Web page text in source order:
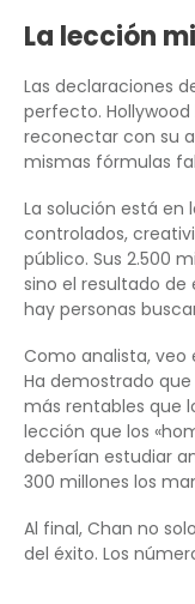
La lección
Las declaraciones
perfecto.
reconectar con su
mismas fórmulas
La solución está en
controlados,
público. Sus 2.500
sino el resultado
hay personas
Como analista, veo
Ha demostrado
más rentables que
lección que los
deberían estudiar
300 millones los
Al final, Chan no
del éxito. Los